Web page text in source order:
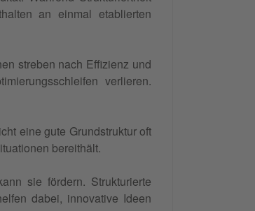
an einmal etablierten
streben nach Effizienz und
verlieren.
eine gute Grundstruktur oft
bereithält.
sie fördern. Strukturierte
dabei, innovative Ideen